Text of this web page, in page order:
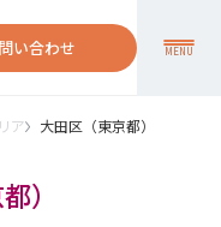
い合わせ MENU
ア 大田区（東京都）
）